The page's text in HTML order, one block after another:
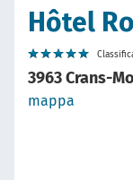
Hôtel
3963 Crans-
mappa